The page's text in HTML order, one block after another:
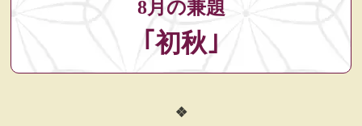
8月の兼題
｢初秋｣